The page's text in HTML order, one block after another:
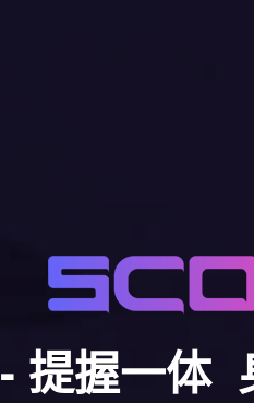
- 提握一体